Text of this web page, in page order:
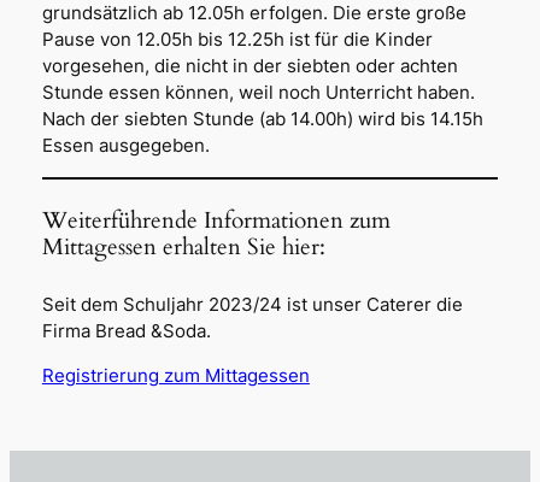
grundsätzlich ab 12.05h erfolgen. Die erste große
Pause von 12.05h bis 12.25h ist für die Kinder
vorgesehen, die nicht in der siebten oder achten
Stunde essen können, weil noch Unterricht haben.
Nach der siebten Stunde (ab 14.00h) wird bis 14.15h
Essen ausgegeben.
Weiterführende Informationen zum
Mittagessen erhalten Sie hier:
Seit dem Schuljahr 2023/24 ist unser Caterer die
Firma Bread &Soda.
Registrierung zum Mittagessen